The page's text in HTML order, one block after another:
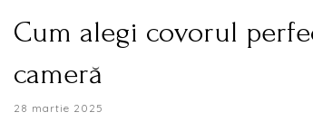
Cum alegi covorul
cameră
28 martie 2025